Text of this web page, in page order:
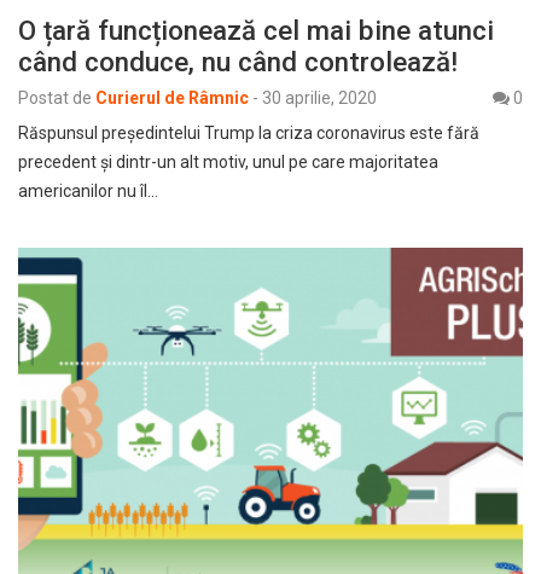
O țară funcționează cel mai bine atunci
când conduce, nu când controlează!
Postat de Curierul de Râmnic - 30 aprilie, 2020
0
Răspunsul președintelui Trump la criza coronavirus este fără
precedent și dintr-un alt motiv, unul pe care majoritatea
americanilor nu îl…